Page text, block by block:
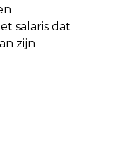
salaris dat
zijn